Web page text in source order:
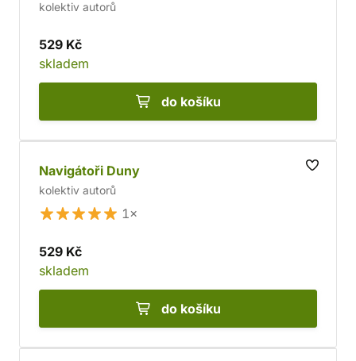
kolektiv autorů
529 Kč
skladem
do košíku
Navigátoři Duny
kolektiv autorů
1×
529 Kč
skladem
do košíku